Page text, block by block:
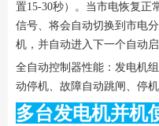
置15-30秒）。当市电恢复正
信号、将会自动切换到市电
机，并自动进入下一个自
全自动控制器性能：发电机
动停机、故障自动跳闸、停机
多台发电机并机